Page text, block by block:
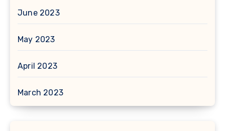
June 2023
May 2023
April 2023
March 2023